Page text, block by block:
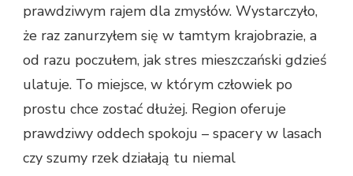
prawdziwym rajem dla zmysłów. Wystarczyło,
że raz zanurzyłem się w tamtym krajobrazie, a
od razu poczułem, jak stres mieszczański gdzieś
ulatuje. To miejsce, w którym człowiek po
prostu chce zostać dłużej. Region oferuje
prawdziwy oddech spokoju – spacery w lasach
czy szumy rzek działają tu niemal